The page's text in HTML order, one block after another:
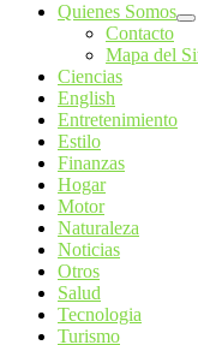
Quienes Somos
Contacto
Mapa del
Ciencias
English
Entretenimiento
Estilo
Finanzas
Hogar
Motor
Naturaleza
Noticias
Otros
Salud
Tecnologia
Turismo